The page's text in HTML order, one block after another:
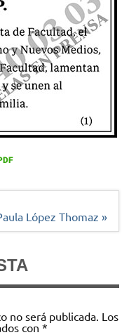
López Thomaz »
no será publicada. Los
con *